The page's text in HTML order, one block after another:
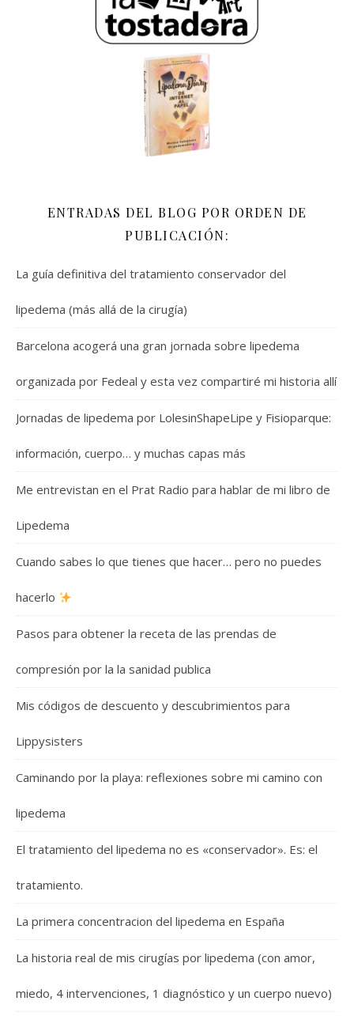
ENTRADAS DEL BLOG POR ORDEN DE
PUBLICACIÓN:
La guía definitiva del tratamiento conservador del
lipedema (más allá de la cirugía)
Barcelona acogerá una gran jornada sobre lipedema
organizada por Fedeal y esta vez compartiré mi historia allí
Jornadas de lipedema por LolesinShapeLipe y Fisioparque:
información, cuerpo… y muchas capas más
Me entrevistan en el Prat Radio para hablar de mi libro de
Lipedema
Cuando sabes lo que tienes que hacer… pero no puedes
hacerlo
Pasos para obtener la receta de las prendas de
compresión por la la sanidad publica
Mis códigos de descuento y descubrimientos para
Lippysisters
Caminando por la playa: reflexiones sobre mi camino con
lipedema
El tratamiento del lipedema no es «conservador». Es: el
tratamiento.
La primera concentracion del lipedema en España
La historia real de mis cirugías por lipedema (con amor,
miedo, 4 intervenciones, 1 diagnóstico y un cuerpo nuevo)